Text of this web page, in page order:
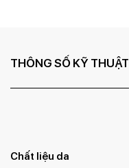
THÔNG SỐ KỸ THUẬT
Chất liệu da